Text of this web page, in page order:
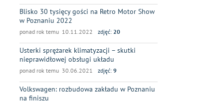
Blisko 30 tysięcy gości na Retro Motor Show
w Poznaniu 2022
ponad rok temu 10.11.2022 zdjęć: 20
Usterki sprężarek klimatyzacji – skutki
nieprawidłowej obsługi układu
ponad rok temu 30.06.2021 zdjęć: 9
Volkswagen: rozbudowa zakładu w Poznaniu
na finiszu